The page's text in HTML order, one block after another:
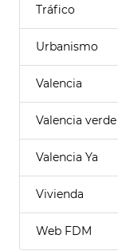
Tráfico
Urbanismo
Valencia
Valencia verde
Valencia Ya
Vivienda
Web FDM